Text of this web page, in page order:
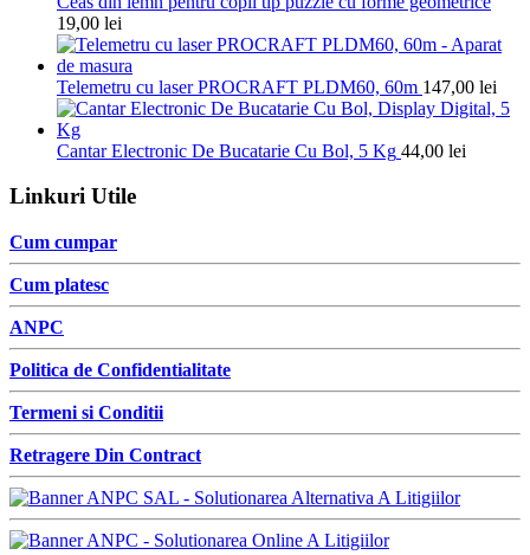
19,00 lei
Telemetru cu laser PROCRAFT PLDM60, 60m 147,00 lei
Cantar Electronic De Bucatarie Cu Bol, 5 Kg 44,00 lei
Linkuri Utile
Cum cumpar
Cum platesc
ANPC
Politica de Confidentialitate
Termeni si Conditii
Retragere Din Contract